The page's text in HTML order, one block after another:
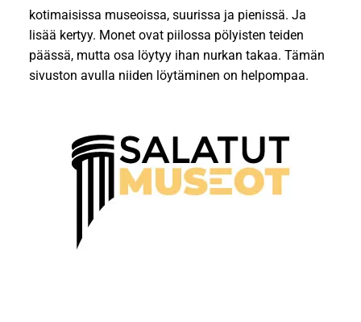
kotimaisissa museoissa, suurissa ja pienissä. Ja
lisää kertyy. Monet ovat piilossa pölyisten teiden
päässä, mutta osa löytyy ihan nurkan takaa. Tämän
sivuston avulla niiden löytäminen on helpompaa.